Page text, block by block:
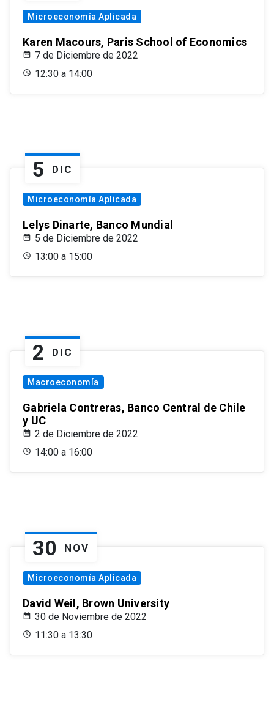
Microeconomía Aplicada
Karen Macours, Paris School of Economics
7 de Diciembre de 2022
12:30 a 14:00
5 DIC
Microeconomía Aplicada
Lelys Dinarte, Banco Mundial
5 de Diciembre de 2022
13:00 a 15:00
2 DIC
Macroeconomía
Gabriela Contreras, Banco Central de Chile
y UC
2 de Diciembre de 2022
14:00 a 16:00
30 NOV
Microeconomía Aplicada
David Weil, Brown University
30 de Noviembre de 2022
11:30 a 13:30